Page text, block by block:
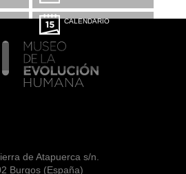
CALENDARIO
de Atapuerca s/n.
Burgos (España)